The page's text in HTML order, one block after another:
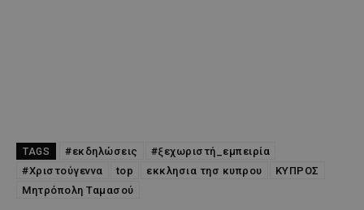
TAGS #εκδηλώσεις
#ξεχωριστή_εμπειρία
#Χριστούγεννα
top εκκλησια τησ κυπρου
ΚΥΠΡΟΣ
Μητρόπολη Ταμασού